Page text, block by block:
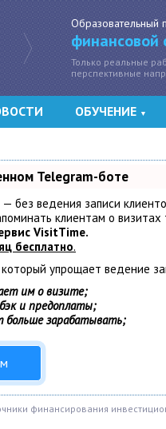
Образовательный
финансовой
Только реальные
перспективные
ОБУЧЕНИЕ ▼
Telegram-боте
без ведения записи
клиентам о
VisitTime.
бесплатно.
упрощает ведение
им о визите;
и предоплаты;
больше зарабатывать;
финансирования